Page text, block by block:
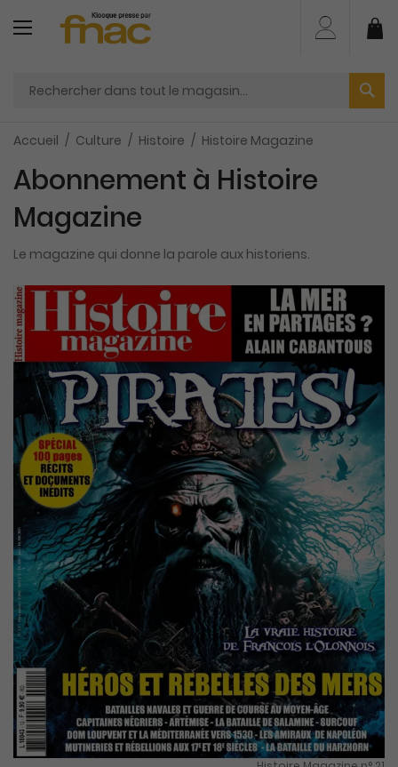
contenu
Accueil Culture Histoire Histoire Magazine
Abonnement à Histoire
Magazine
Le magazine qui donne la parole aux historiens.